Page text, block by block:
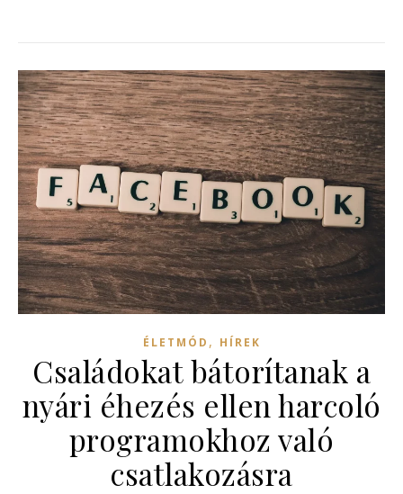
ÉLETMÓD , HÍREK
Családokat bátorítanak a
nyári éhezés ellen harcoló
programokhoz való
csatlakozásra